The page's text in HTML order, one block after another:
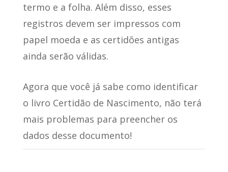
termo e a folha. Além disso, esses
registros devem ser impressos com
papel moeda e as certidões antigas
ainda serão válidas.
Agora que você já sabe como identificar
o livro Certidão de Nascimento, não terá
mais problemas para preencher os
dados desse documento!